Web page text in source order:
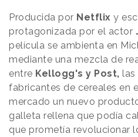
Producida por Netflix y
protagonizada por el actor
película se ambienta en
mediante una mezcla de
entre Kellogg's y Post, las
fabricantes de cereales en
mercado un nuevo
galleta rellena que podía
que prometía revolucionar